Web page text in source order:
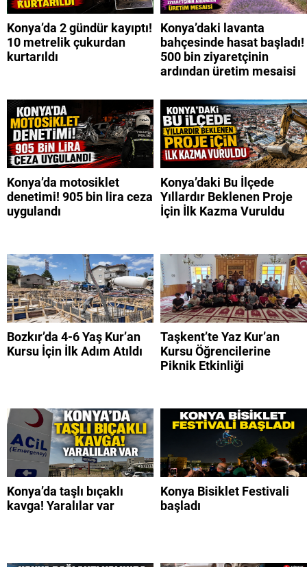
Konya’da 2 gündür kayıptı!
10 metrelik çukurdan
kurtarıldı
Konya’daki lavanta
bahçesinde hasat başladı!
500 bin ziyaretçinin
ardından üretim mesaisi
Konya’da motosiklet
denetimi! 905 bin lira ceza
uygulandı
Konya’daki Bu İlçede
Yıllardır Beklenen Proje
İçin İlk Kazma Vuruldu
Bozkır’da 4-6 Yaş Kur’an
Kursu İçin İlk Adım Atıldı
Taşkent’te Yaz Kur’an
Kursu Öğrencilerine
Piknik Etkinliği
Konya’da taşlı bıçaklı
kavga! Yaralılar var
Konya Bisiklet Festivali
başladı